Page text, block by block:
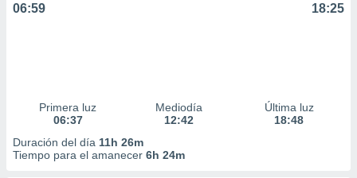
06:59 18:25
Primera luz
06:37
Mediodía
12:42
Última luz
18:48
Duración del día 11h 26m
Tiempo para el amanecer 6h 24m